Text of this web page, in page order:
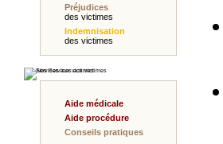
Préjudices
des victimes
Indemnisation
des victimes
Nos Services aux victimes
Aide médicale
Aide procédure
Conseils pratiques